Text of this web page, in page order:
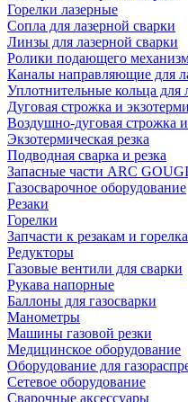
Горелки лазерные
Сопла для лазерной сварки
Линзы для лазерной сварки
Ролики подающего
Каналы направляющие для
Уплотнительные кольца для
Дуговая строжка и
Воздушно-дуговая строжка и
Экзотермическая резка
Подводная сварка и резка
Запасные части ARC
Газосварочное оборудование
Резаки
Горелки
Запчасти к резакам и
Редукторы
Газовые вентили для сварки
Рукава напорные
Баллоны для газосварки
Манометры
Машины газовой резки
Медицинское оборудование
Оборудование для
Сетевое оборудование
Сварочные аксессуары